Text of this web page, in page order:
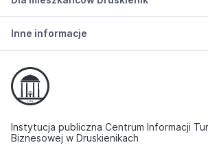
Inne informacje
Instytucja publiczna Centrum Informacji
Biznesowej w Druskienikach